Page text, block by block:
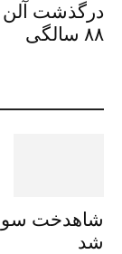
درگذشت آلن
۸۸ سالگی
شاهدخت
شد